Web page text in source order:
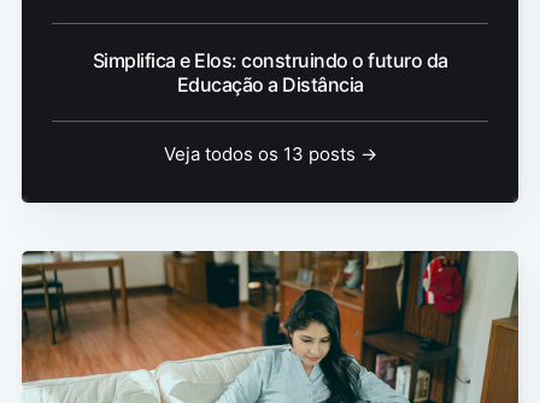
Simplifica e Elos: construindo o futuro da
Educação a Distância
Veja todos os 13 posts →